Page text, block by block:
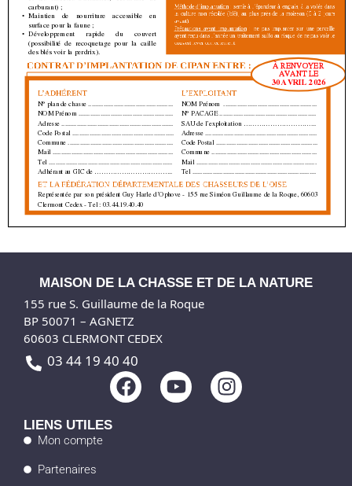
MAISON DE LA CHASSE ET DE LA NATURE
155 rue S. Guillaume de la Roque
BP 50071 – AGNETZ
60603 CLERMONT CEDEX
03 44 19 40 40
F
a
Y
o
I
n
LIENS UTILES
Mon compte
Partenaires